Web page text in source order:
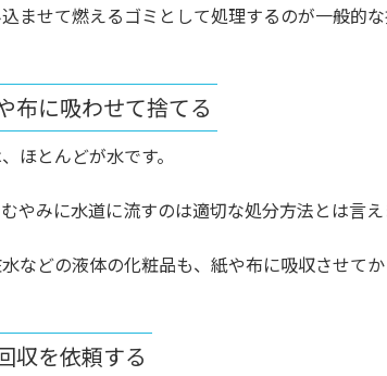
ませて燃えるゴミとして処理するのが一般的
布に吸わせて捨てる
ほとんどが水です。
やみに水道に流すのは適切な処分方法とは言え
などの液体の化粧品も、紙や布に吸収させて
収を依頼する